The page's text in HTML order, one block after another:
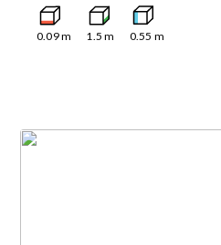
0.09m 1.5 m 0.55 m